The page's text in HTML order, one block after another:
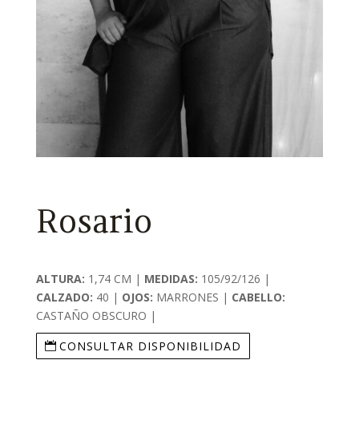
Rosario
ALTURA: 1,74 CM | MEDIDAS: 105/92/126 |
CALZADO: 40 | OJOS: MARRONES | CABELLO:
CASTAÑO OBSCURO |
CONSULTAR DISPONIBILIDAD